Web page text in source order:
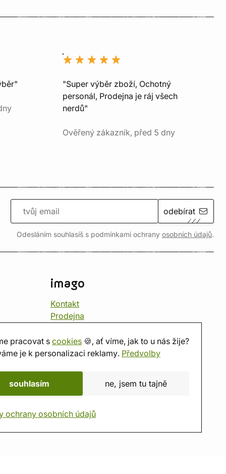
pracovat s cookies 🍪, ať víme, jak to u nás žije?
je k personalizaci reklamy. Předvolby
souhlasím ne, jsem tu tajně
ochrany osobních údajů
"Super výběr zboží, Ochotný
personál, Prodejna je ráj všech
nerdů"
Ověřený zákazník, před 5 dny
odebírat
Odesláním souhlasíš s podmínkami ochrany osobních údajů.
imago
Kontakt
Prodejna
O nás
Hodnocení obchodu